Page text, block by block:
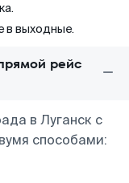
в выходные.
рейс
в Луганск с
способами: